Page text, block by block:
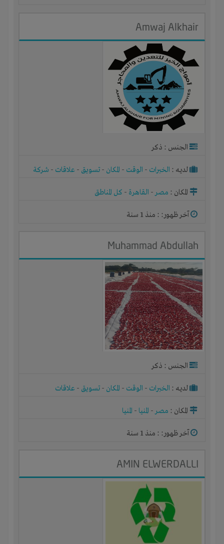
Amwaj Alkhair
الجنس : ذكر
لديـه : الخبرات - الوقت - المكان - تسويق - علاقات - شركة
المكان : مصر- القاهرة - كل المناطق
آخر ظهور: : منذ 1 سنة
Muhammad Abdullah
الجنس : ذكر
لديـه : الخبرات - الوقت - المكان - تسويق - علاقات
المكان : مصر- المنيا - المنيا
آخر ظهور: : منذ 1 سنة
AMIN ELWERDALLI